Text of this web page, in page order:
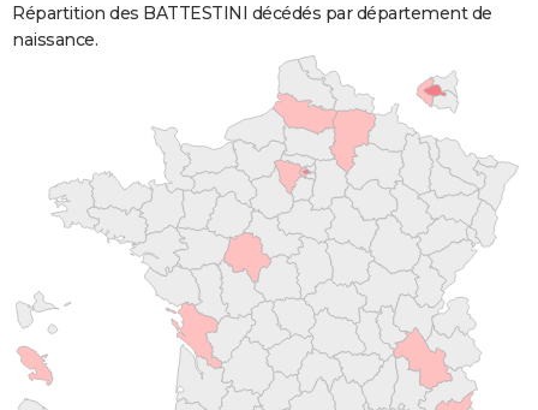
Répartition des BATTESTINI décédés par département de
naissance.